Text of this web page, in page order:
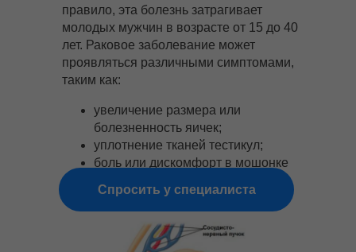
правило, эта болезнь затрагивает
молодых мужчин в возрасте от 15 до 40
лет. Раковое заболевание может
проявляться различными симптомами,
таким как:
увеличение размера или
болезненность яичек;
уплотнение тканей тестикул;
боль или дискомфорт в мошонке
Спросить у специалиста